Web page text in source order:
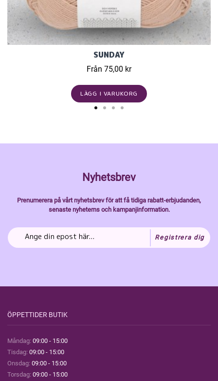
SUNDAY
Från 75,00 kr
LÄGG I VARUKORG
Nyhetsbrev
Prenumerera på vårt nyhetsbrev för att få tidiga rabatt-erbjudanden,
senaste nyheterns och kampanjinformation.
Registrera dig
ÖPPETTIDER BUTIK
Måndag: 09:00 - 15:00
Tisdag: 09:00 - 15:00
Onsdag: 09:00 - 15:00
Torsdag: 09:00 - 15:00